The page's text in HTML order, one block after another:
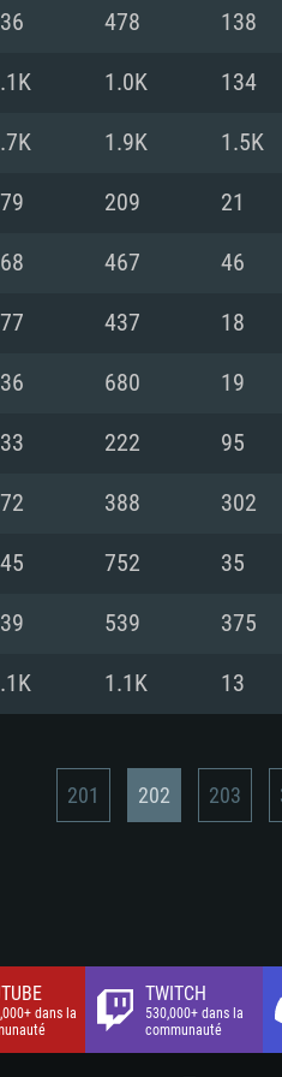
DirectX
1060 et plus,
Internet à haut
(client complet)
Vega II ou
Internet à haut
(client complet)
1060 avec
mois) / de même
les derniers
(client complet)
478 138
1.0K 134
1.9K 1.5K
209 21
467 46
437 18
680 19
222 95
388 302
752 35
539 375
1.1K 13
201 202 203
dans la
TWITCH
530,000+ dans la
communauté